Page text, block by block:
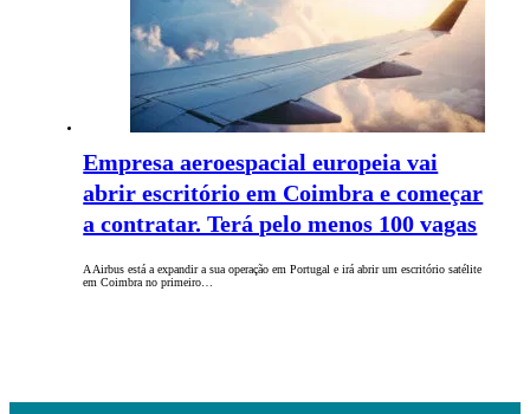
Empresa aeroespacial europeia vai
abrir escritório em Coimbra e começar
a contratar. Terá pelo menos 100 vagas
A Airbus está a expandir a sua operação em Portugal e irá abrir um escritório satélite
em Coimbra no primeiro…